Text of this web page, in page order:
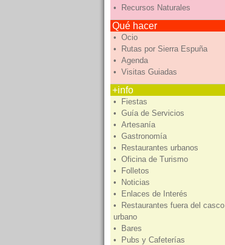
• Recursos Naturales
Qué hacer
• Ocio
• Rutas por Sierra Espuña
• Agenda
• Visitas Guiadas
+info
• Fiestas
• Guía de Servicios
• Artesanía
• Gastronomía
• Restaurantes urbanos
• Oficina de Turismo
• Folletos
• Noticias
• Enlaces de Interés
• Restaurantes fuera del casco
urbano
• Bares
• Pubs y Cafeterías